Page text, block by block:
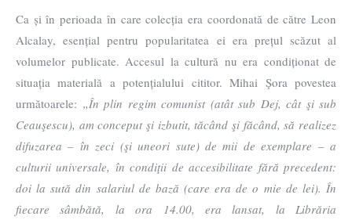
Ca și în perioada în care colecția era coordonată de către Leon
Alcalay, esențial pentru popularitatea ei era prețul scăzut al
volumelor publicate. Accesul la cultură nu era condiționat de
situația materială a potențialului cititor. Mihai Șora povestea
următoarele: „În plin regim comunist (atât sub Dej, cât şi sub
Ceauşescu), am conceput şi izbutit, tăcând şi făcând, să realizez
difuzarea – în zeci (şi uneori sute) de mii de exemplare – a
culturii universale, în condiţii de accesibilitate fără precedent:
doi la sută din salariul de bază (care era de o mie de lei). În
fiecare sâmbătă, la ora 14.00, era lansat, la Librăria